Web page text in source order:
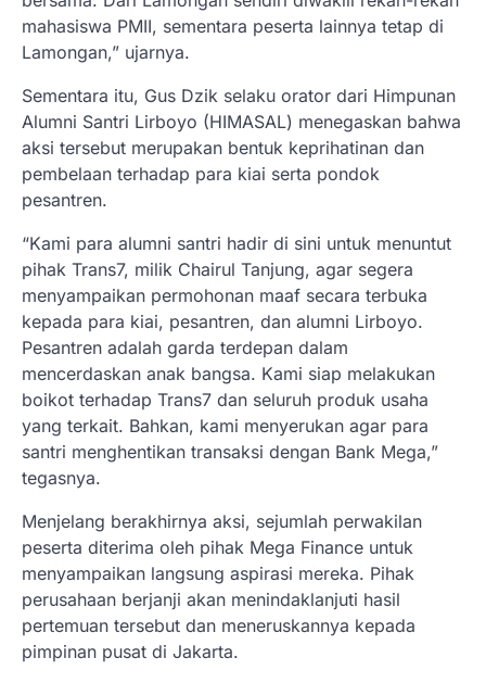
mahasiswa PMII, sementara peserta lainnya tetap di
Lamongan,” ujarnya.
Sementara itu, Gus Dzik selaku orator dari Himpunan
Alumni Santri Lirboyo (HIMASAL) menegaskan bahwa
aksi tersebut merupakan bentuk keprihatinan dan
pembelaan terhadap para kiai serta pondok
pesantren.
“Kami para alumni santri hadir di sini untuk menuntut
pihak Trans7, milik Chairul Tanjung, agar segera
menyampaikan permohonan maaf secara terbuka
kepada para kiai, pesantren, dan alumni Lirboyo.
Pesantren adalah garda terdepan dalam
mencerdaskan anak bangsa. Kami siap melakukan
boikot terhadap Trans7 dan seluruh produk usaha
yang terkait. Bahkan, kami menyerukan agar para
santri menghentikan transaksi dengan Bank Mega,”
tegasnya.
Menjelang berakhirnya aksi, sejumlah perwakilan
peserta diterima oleh pihak Mega Finance untuk
menyampaikan langsung aspirasi mereka. Pihak
perusahaan berjanji akan menindaklanjuti hasil
pertemuan tersebut dan meneruskannya kepada
pimpinan pusat di Jakarta.